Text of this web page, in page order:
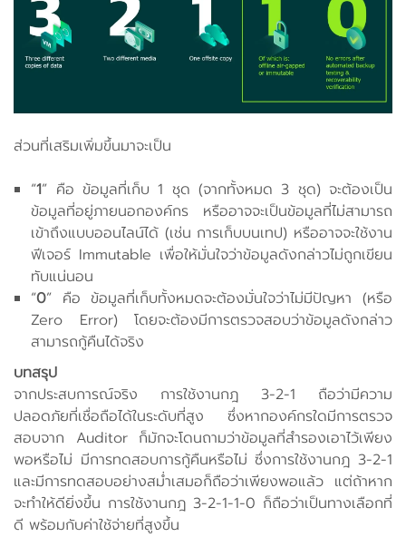
ส่วนที่เสริมเพิ่มขึ้นมาจะเป็น
“1” คือ ข้อมูลที่เก็บ 1 ชุด (จากทั้งหมด 3 ชุด) จะต้องเป็น
ข้อมูลที่อยู่ภายนอกองค์กร หรืออาจจะเป็นข้อมูลที่ไม่สามารถ
เข้าถึงแบบออนไลน์ได้ (เช่น การเก็บบนเทป) หรืออาจจะใช้งาน
ฟีเจอร์ Immutable เพื่อให้มั่นใจว่าข้อมูลดังกล่าวไม่ถูกเขียน
ทับแน่นอน
“0” คือ ข้อมูลที่เก็บทั้งหมดจะต้องมั่นใจว่าไม่มีปัญหา (หรือ
Zero Error) โดยจะต้องมีการตรวจสอบว่าข้อมูลดังกล่าว
สามารถกู้คืนได้จริง
บทสรุป
จากประสบการณ์จริง การใช้งานกฎ 3-2-1 ถือว่ามีความ
ปลอดภัยที่เชื่อถือได้ในระดับที่สูง ซึ่งหากองค์กรใดมีการตรวจ
สอบจาก Auditor ก็มักจะโดนถามว่าข้อมูลที่สำรองเอาไว้เพียง
พอหรือไม่ มีการทดสอบการกู้คืนหรือไม่ ซึ่งการใช้งานกฎ 3-2-1
และมีการทดสอบอย่างสม่ำเสมอก็ถือว่าเพียงพอแล้ว แต่ถ้าหาก
จะทำให้ดียิ่งขึ้น การใช้งานกฎ 3-2-1-1-0 ก็ถือว่าเป็นทางเลือกที่
ดี พร้อมกับค่าใช้จ่ายที่สูงขึ้น